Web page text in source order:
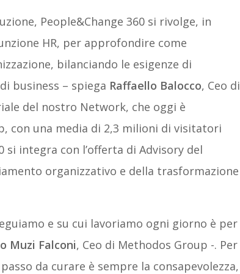
People&Change 360 si rivolge, in
HR, per approfondire come
bilanciando le esigenze di
business – spiega Raffaello Balocco, Ceo di
del nostro Network, che oggi è
con una media di 2,3 milioni di visitatori
si integra con l’offerta di Advisory del
organizzativo e della trasformazione
e su cui lavoriamo ogni giorno è per
Muzi Falconi, Ceo di Methodos Group -. Per
da curare è sempre la consapevolezza,